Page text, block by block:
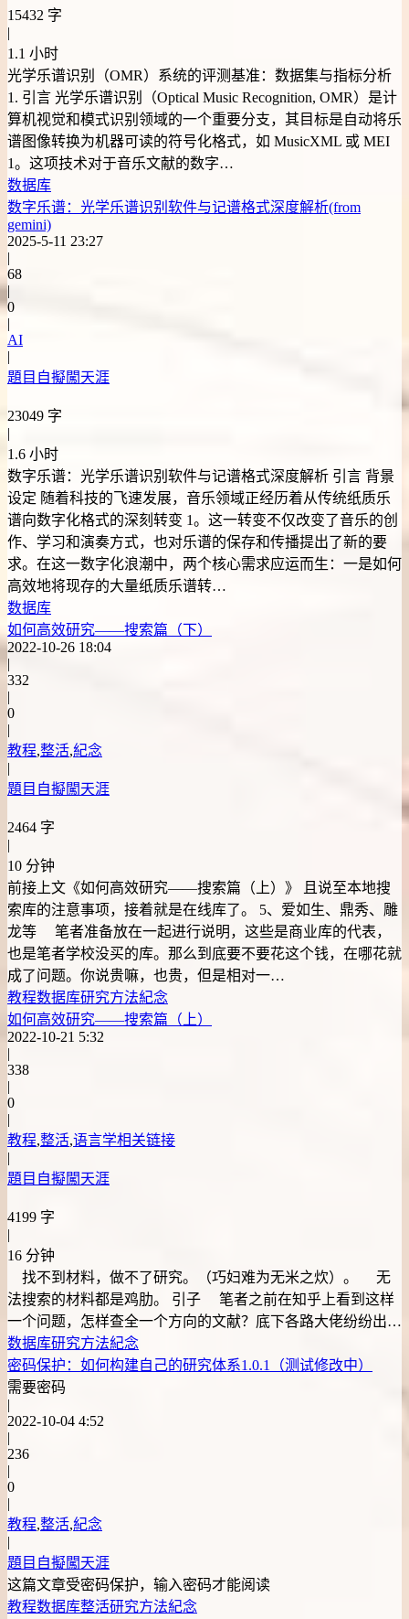
15432 字
|
1.1 小时
光学乐谱识别（OMR）系统的评测基准：数据集与指标分析
1. 引言 光学乐谱识别（Optical Music Recognition, OMR）是计
算机视觉和模式识别领域的一个重要分支，其目标是自动将乐
谱图像转换为机器可读的符号化格式，如 MusicXML 或 MEI
1。这项技术对于音乐文献的数字…
数据库
数字乐谱：光学乐谱识别软件与记谱格式深度解析(from
gemini)
2025-5-11 23:27
|
68
|
0
|
AI
|
題目自擬闖天涯
23049 字
|
1.6 小时
数字乐谱：光学乐谱识别软件与记谱格式深度解析 引言 背景
设定 随着科技的飞速发展，音乐领域正经历着从传统纸质乐
谱向数字化格式的深刻转变 1。这一转变不仅改变了音乐的创
作、学习和演奏方式，也对乐谱的保存和传播提出了新的要
求。在这一数字化浪潮中，两个核心需求应运而生：一是如何
高效地将现存的大量纸质乐谱转…
数据库
如何高效研究——搜索篇（下）
2022-10-26 18:04
|
332
|
0
|
教程,整活,紀念
|
題目自擬闖天涯
2464 字
|
10 分钟
前接上文《如何高效研究——搜索篇（上）》 且说至本地搜
索库的注意事项，接着就是在线库了。 5、爱如生、鼎秀、雕
龙等 笔者准备放在一起进行说明，这些是商业库的代表，
也是笔者学校没买的库。那么到底要不要花这个钱，在哪花就
成了问题。你说贵嘛，也贵，但是相对一…
教程数据库研究方法紀念
如何高效研究——搜索篇（上）
2022-10-21 5:32
|
338
|
0
|
教程,整活,语言学相关链接
|
題目自擬闖天涯
4199 字
|
16 分钟
找不到材料，做不了研究。（巧妇难为无米之炊）。 无
法搜索的材料都是鸡肋。 引子 笔者之前在知乎上看到这样
一个问题，怎样查全一个方向的文献？底下各路大佬纷纷出…
数据库研究方法紀念
密码保护：如何构建自己的研究体系1.0.1（测试修改中）
需要密码
|
2022-10-04 4:52
|
236
|
0
|
教程,整活,紀念
|
題目自擬闖天涯
这篇文章受密码保护，输入密码才能阅读
教程数据库整活研究方法紀念